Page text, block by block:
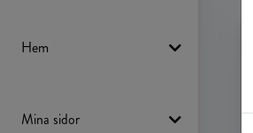
Hem
Mina sidor